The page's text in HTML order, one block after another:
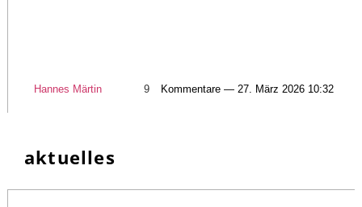
Hannes Märtin 9 Kommentare — 27. März 2026 10:32
aktuelles